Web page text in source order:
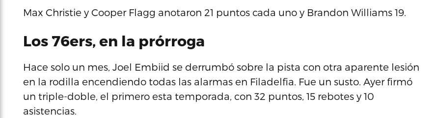
Max Christie y Cooper Flagg anotaron 21 puntos cada uno y Brandon Williams 19.
Los 76ers, en la prórroga
Hace solo un mes, Joel Embiid se derrumbó sobre la pista con otra aparente lesión
en la rodilla encendiendo todas las alarmas en Filadelfia. Fue un susto. Ayer firmó
un triple-doble, el primero esta temporada, con 32 puntos, 15 rebotes y 10
asistencias.